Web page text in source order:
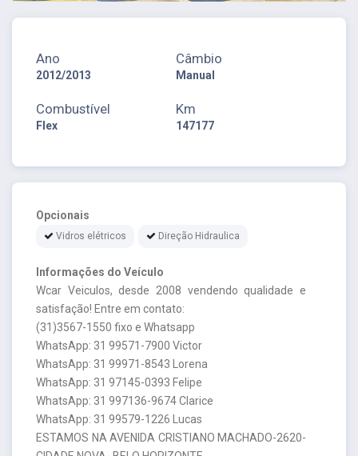
Ano
2012/2013
Câmbio
Manual
Combustível
Flex
Km
147177
Opcionais
Vidros elétricos Direção Hidraulica
Informações do Veículo
Wcar Veiculos, desde 2008 vendendo qualidade e
satisfação! Entre em contato:
(31)3567-1550 fixo e Whatsapp
WhatsApp: 31 99571-7900 Victor
WhatsApp: 31 99971-8543 Lorena
WhatsApp: 31 97145-0393 Felipe
WhatsApp: 31 997136-9674 Clarice
WhatsApp: 31 99579-1226 Lucas
ESTAMOS NA AVENIDA CRISTIANO MACHADO-2620-